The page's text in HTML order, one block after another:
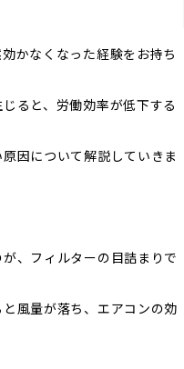
かなくなった経験をお持ち
ると、労働効率が低下する
因について解説していきま
、フィルターの目詰まりで
風量が落ち、エアコンの効